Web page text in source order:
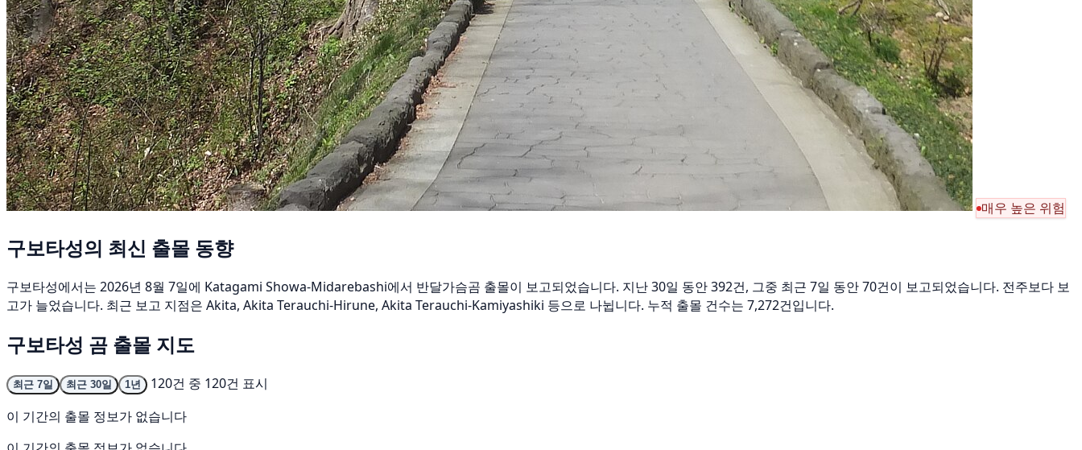
매우 높은 위험
구보타성의 최신 출몰 동향
구보타성에서는 2026년 8월 7일에 Katagami Showa-Midarebashi에서 반달가슴곰 출몰이 보고되었습니다. 지난 30일 동안 392건, 그중 최근 7일 동안 70건이 보고되었습니다. 전주보다 보
고가 늘었습니다. 최근 보고 지점은 Akita, Akita Terauchi-Hirune, Akita Terauchi-Kamiyashiki 등으로 나뉩니다. 누적 출몰 건수는 7,272건입니다.
구보타성 곰 출몰 지도
최근 7일 최근 30일 1년
120건 중 120건 표시
이 기간의 출몰 정보가 없습니다